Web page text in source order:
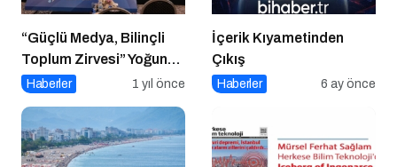
“Güçlü Medya, Bilinçli
Toplum Zirvesi” Yoğun
Katılımla Gerçekleşti
Haberler 1 yıl önce
İçerik Kıyametinden
Çıkış
Haberler 6 ay önce